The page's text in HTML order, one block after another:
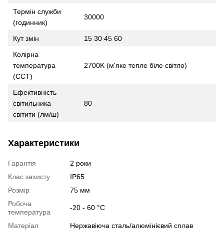
Термін служби
(годинник)
30000
Кут змін
15 30 45 60
Колірна
температура
(CCT)
2700K (м'яке тепле біле світло)
Ефективність
світильника
світити (лм/ш)
80
Характеристики
Гарантія
2 роки
Клас захисту
IP65
Розмір
75 мм
Робоча
температура
-20 - 60 °С
Матеріал Нержавіюча сталь/алюмінієвий сплав